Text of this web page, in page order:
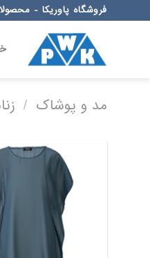
to
فروشگاه پاوریکا -
مد و پوشاک /